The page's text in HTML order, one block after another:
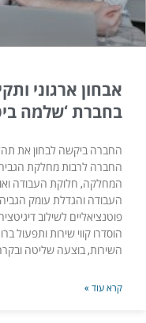
אבחון ארגוני
בחברת ‘שלמה
החברה ביקשה לבחון את
החברה לרבות מחלקת הגביה,
המחלקה, חלוקת העבודה ואופן
העבודה והגדלת עומק הגביה.
פוטנציאליים לשילוב דיגיטציה
הוסדרו קווי שירות ותפעול
השירות, בוצעה שליטה ובקרה
קרא עוד »